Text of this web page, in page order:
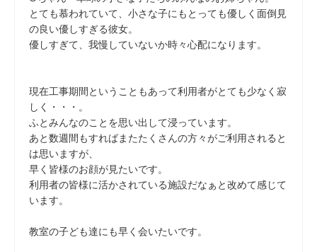
とても慕われていて、小さな子にもとっても優しく面倒見
の良い優しすぎる彼女。
優しすぎて、我慢していないか時々心配になります。
現在工事期間ということもあって利用者がとても少なく寂
しく・・・。
ふとみんなのことを思い出して浸っています。
あと数週間もすればまたたくさんの方々がご利用されると
は思いますが、
早く皆様のお顔が見たいです。
利用者の皆様に活かされている施設だなぁと改めて感じて
います。
教室の子ども達にも早く会いたいです。